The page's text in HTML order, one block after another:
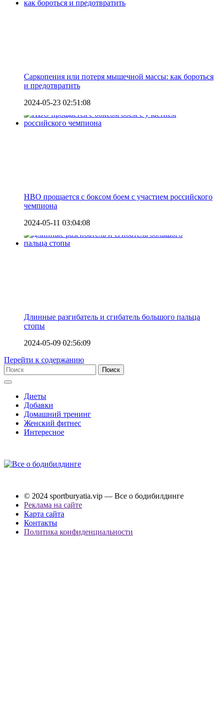
Саркопения или потеря мышечной массы: как бороться
и предотвратить
2024-05-23 02:51:08
HBO прощается с боксом боем с участием российского
чемпиона
2024-05-11 03:04:08
Длинные разгибатель и сгибатель большого пальца
стопы
2024-05-09 02:56:09
Перейти к содержанию
Диеты
Добавки
Домашний тренинг
Женский фитнес
Интересное
© 2024 sportburyatia.vip — Все о бодибилдинге
Реклама на сайте
Карта сайта
Контакты
Политика конфиденциальности